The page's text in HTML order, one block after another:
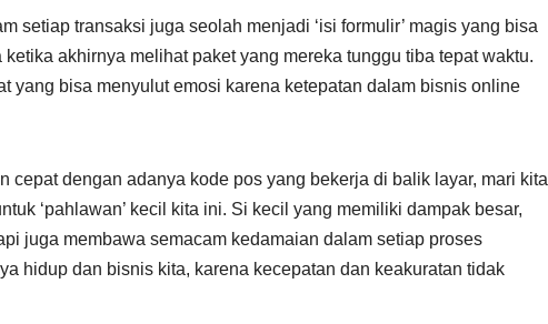
setiap transaksi juga seolah menjadi ‘isi formulir’ magis yang bisa
akhirnya melihat paket yang mereka tunggu tiba tepat waktu.
yang bisa menyulut emosi karena ketepatan dalam bisnis online
cepat dengan adanya kode pos yang bekerja di balik layar, mari kita
‘pahlawan’ kecil kita ini. Si kecil yang memiliki dampak besar,
juga membawa semacam kedamaian dalam setiap proses
hidup dan bisnis kita, karena kecepatan dan keakuratan tidak